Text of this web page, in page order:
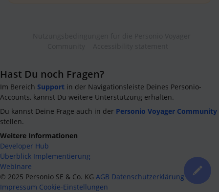
Hast Du noch Fragen?
Im Bereich Support in der Navigationsleiste Deines Personio-
Accounts, kannst Du weitere Unterstützung erhalten.
Du kannst Deine Frage auch in der Personio Voyager Community
stellen.
Weitere Informationen
Developer Hub
Überblick Implementierung
Webinare
© 2025 Personio SE & Co. KG AGB Datenschutzerklärung
Impressum Cookie-Einstellungen